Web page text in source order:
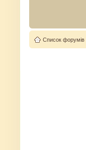
Список форумів